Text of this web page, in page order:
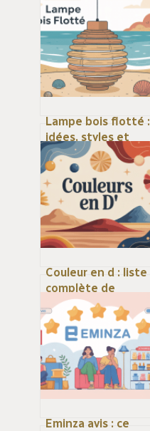
Lampe bois flotté :
idées, styles et
conseils pour bien
choisir
Couleur en d : liste
complète de
nuances et idées
déco
Eminza avis : ce